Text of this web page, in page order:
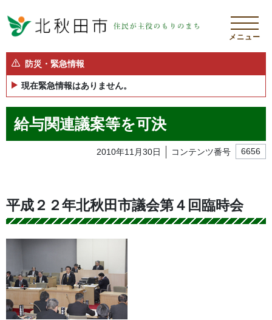
メニュー
防災・緊急情報
現在緊急情報はありません。
給与関連議案等を可決
2010年11月30日 コンテンツ番号 6656
平成２２年北秋田市議会第４回臨時会